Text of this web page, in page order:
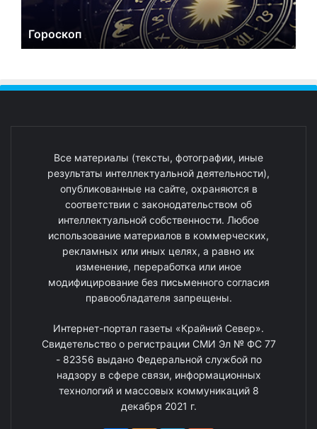
Гороскоп
Все материалы (тексты, фотографии, иные
результаты интеллектуальной деятельности),
опубликованные на сайте, охраняются в
соответствии с законодательством об
интеллектуальной собственности. Любое
использование материалов в коммерческих,
рекламных или иных целях, а равно их
изменение, переработка или иное
модифицирование без письменного согласия
правообладателя запрещены.
Интернет-портал газеты «Крайний Север».
Свидетельство о регистрации СМИ Эл № ФС 77
- 82356 выдано Федеральной службой по
надзору в сфере связи, информационных
технологий и массовых коммуникаций 8
декабря 2021 г.